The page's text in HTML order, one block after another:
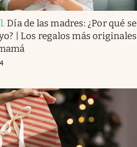
. Día de las madres: ¿Por qué se
| Los regalos más originales